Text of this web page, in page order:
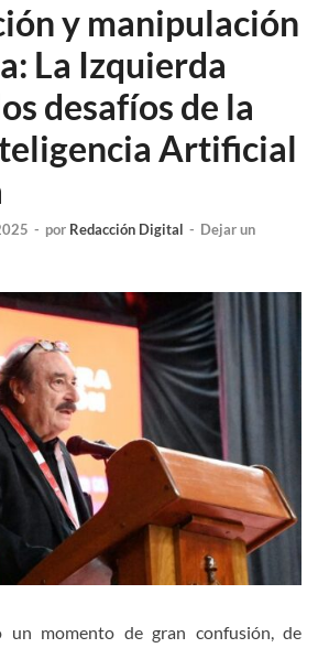
y manipulación
La Izquierda
desafíos de la
Artificial
- por Redacción Digital - Dejar un
un momento de gran confusión, de